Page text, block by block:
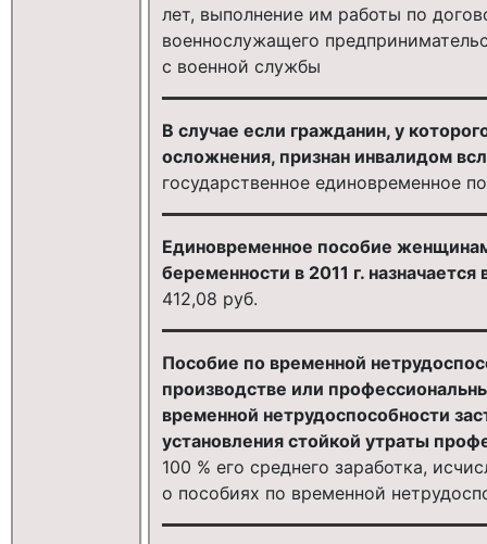
лет, выполнение им работы по
военнослужащего
с военной службы
В случае если гражданин, у
осложнения, признан инвалидом
государственное единовременное
Единовременное пособие
беременности в 2011 г. назначается
412,08 руб.
Пособие по временной
производстве или
временной нетрудоспособности
установления стойкой утраты
100 % его среднего заработка,
о пособиях по временной